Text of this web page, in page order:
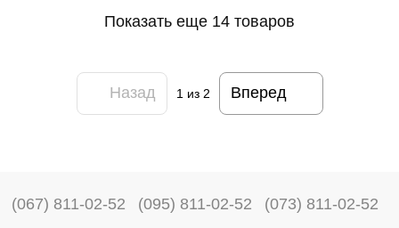
Показать еще 14 товаров
Назад 1 из 2 Вперед
(067) 811-02-52 (095) 811-02-52 (073) 811-02-52